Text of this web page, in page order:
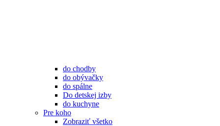
do chodby
do obývačky
do spálne
Do detskej izby
do kuchyne
Pre koho
Zobraziť všetko